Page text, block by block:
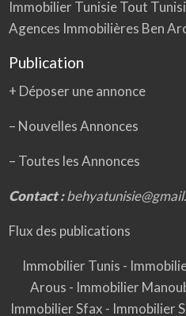
Immobilier Tunisie Tout
Agences Immobilières Ben
Publication
+ Déposer une annonce
– Nouvelles Annonces
– Toutes les Annonces
Contact :
Flux des publications
Immobilier Tunis -
Arous - Immobilier
Immobilier Sfax - Immobilier